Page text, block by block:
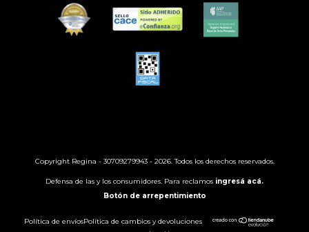
Copyright Regina - 30709279943 - 2026. Todos los derechos reservados.
Defensa de las y los consumidores. Para reclamos ingresá acá.
Botón de arrepentimiento
Política de envíosPolítica de cambios y devoluciones